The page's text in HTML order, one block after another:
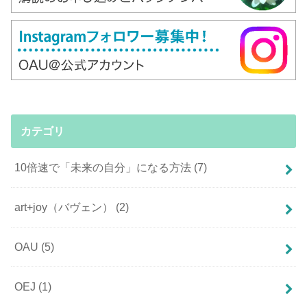
カテゴリ
10倍速で「未来の自分」になる方法 (7)
art+joy（バヴェン） (2)
OAU (5)
OEJ (1)